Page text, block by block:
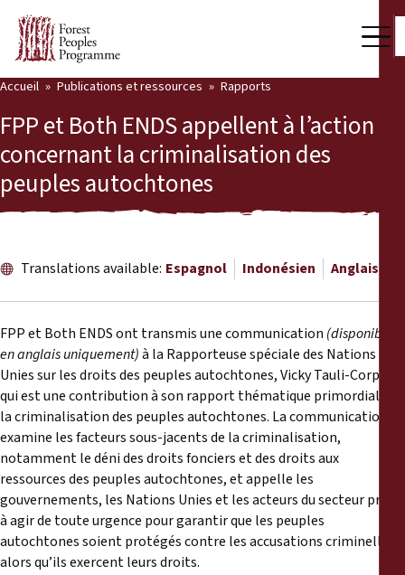
Salle de presse
Nous soutenir
Notre travail
Voix des communautés
Partenaires et Pays
Publications et ressources
Back
Actualités
Rapports
Communiqués de presse
Matériel de formation
Documents d'information
Accueil Publications et ressources Rapports
FPP et Both ENDS appellent à l’action
concernant la criminalisation des
peuples autochtones
Translations available: Espagnol Indonésien Anglais
FPP et Both ENDS ont transmis une communication (disponible
en anglais uniquement)à la Rapporteuse spéciale des Nations
Unies sur les droits des peuples autochtones, Vicky Tauli-Corpuz,
qui est une contribution à son rapport thématique primordial sur
la criminalisation des peuples autochtones. La communication
examine les facteurs sous-jacents de la criminalisation,
notamment le déni des droits fonciers et des droits aux
ressources des peuples autochtones, et appelle les
gouvernements, les Nations Unies et les acteurs du secteur privé
à agir de toute urgence pour garantir que les peuples
autochtones soient protégés contre les accusations criminelles
alors qu’ils exercent leurs droits.